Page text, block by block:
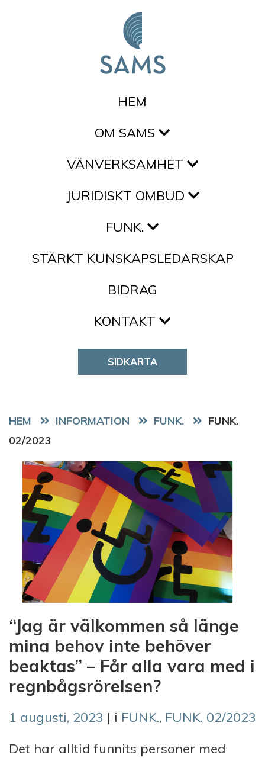
HEM
OM SAMS
VÄNVERKSAMHET
JURIDISKT OMBUD
FUNK.
STÄRKT KUNSKAPSLEDARSKAP
BIDRAG
KONTAKT
SIDKARTA
HEM FUNK.
FUNK.
02/2023
“Jag är välkommen så länge
mina behov inte behöver
beaktas” – Får alla vara med i
regnbågsrörelsen?
1 augusti, 2023 | i FUNK., FUNK. 02/2023
Det har alltid funnits personer med